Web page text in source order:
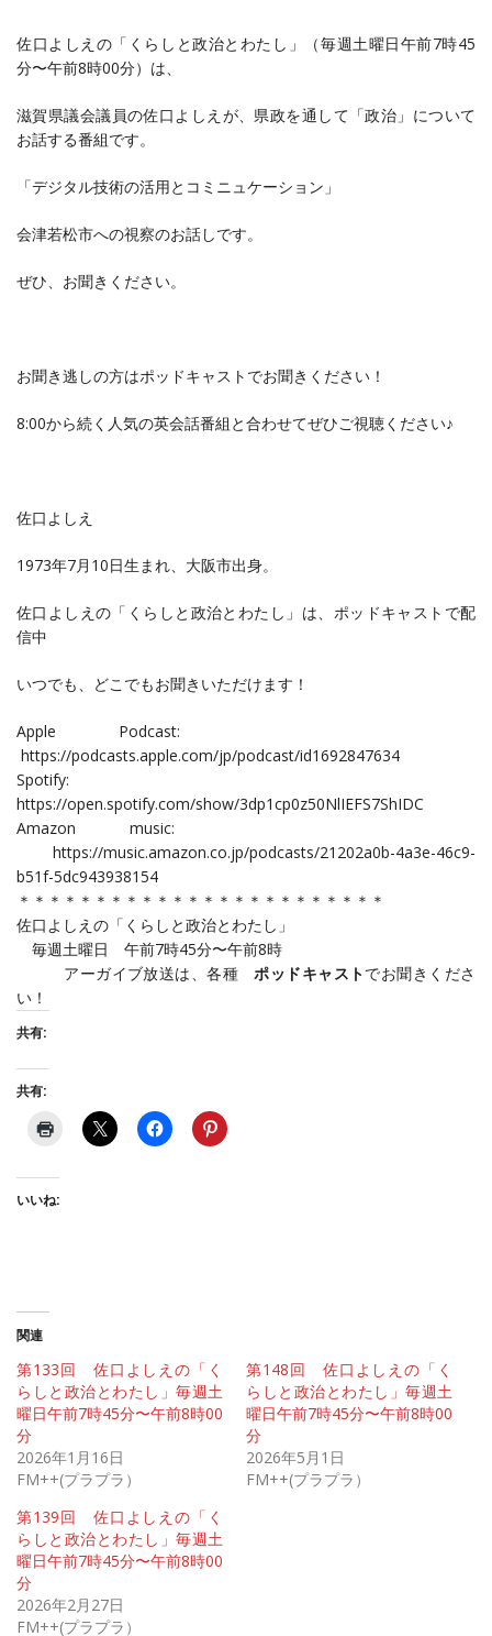
佐口よしえの「くらしと政治とわたし‪」（毎週土曜日午前7時45
分〜午前8時00分）は、
滋賀県議会議員の佐口よしえが、県政を通して「政治」について
お話する番組です。
「デジタル技術の活用とコミニュケーション」
会津若松市への視察のお話しです。
ぜひ、お聞きください。
お聞き逃しの方はポッドキャストでお聞きください！
8:00から続く人気の英会話番組と合わせてぜひご視聴ください♪
佐口よしえ
1973年7月10日生まれ、大阪市出身。
佐口よしえの「くらしと政治とわたし‪」は、ポッドキャストで配
信中
いつでも、どこでもお聞きいただけます！
Apple Podcast:
https://podcasts.apple.com/jp/podcast/id1692847634
Spotify:
https://open.spotify.com/show/3dp1cp0z50NlIEFS7ShIDC
Amazon music:
https://music.amazon.co.jp/podcasts/21202a0b-4a3e-46c9-
b51f-5dc943938154
＊＊＊＊＊＊＊＊＊＊＊＊＊＊＊＊＊＊＊＊＊＊＊＊
佐口よしえの「くらしと政治とわたし」
毎週土曜日 午前7時45分〜午前8時
アーガイブ放送は、各種ポッドキャストでお聞きくださ
い！
共有:
共有:
いいね:
関連
第133回 佐口よしえの「く
らしと政治とわたし」毎週土
曜日午前7時45分〜午前8時00
分
2026年1月16日
FM++(プラプラ）
第148回 佐口よしえの「く
らしと政治とわたし」毎週土
曜日午前7時45分〜午前8時00
分
2026年5月1日
FM++(プラプラ）
第139回 佐口よしえの「く
らしと政治とわたし」毎週土
曜日午前7時45分〜午前8時00
分
2026年2月27日
FM++(プラプラ）